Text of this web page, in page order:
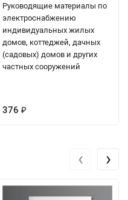
Руководящие материалы по
электроснабжению
индивидуальных жилых
домов, коттеджей, дачных
(садовых) домов и других
частных сооружений
376 ₽
‹ ›